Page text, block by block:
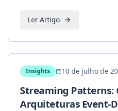
Ler Artigo
Insights 10 de julho de
Streaming Patterns:
Arquiteturas Event-